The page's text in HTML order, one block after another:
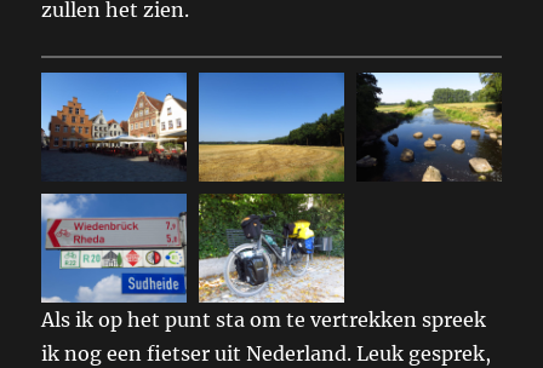
zullen het zien.
Als ik op het punt sta om te vertrekken spreek
ik nog een fietser uit Nederland. Leuk gesprek,